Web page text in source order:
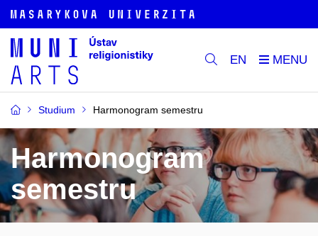
EN
Studium Harmonogram semestru
Harmonogram
semestru